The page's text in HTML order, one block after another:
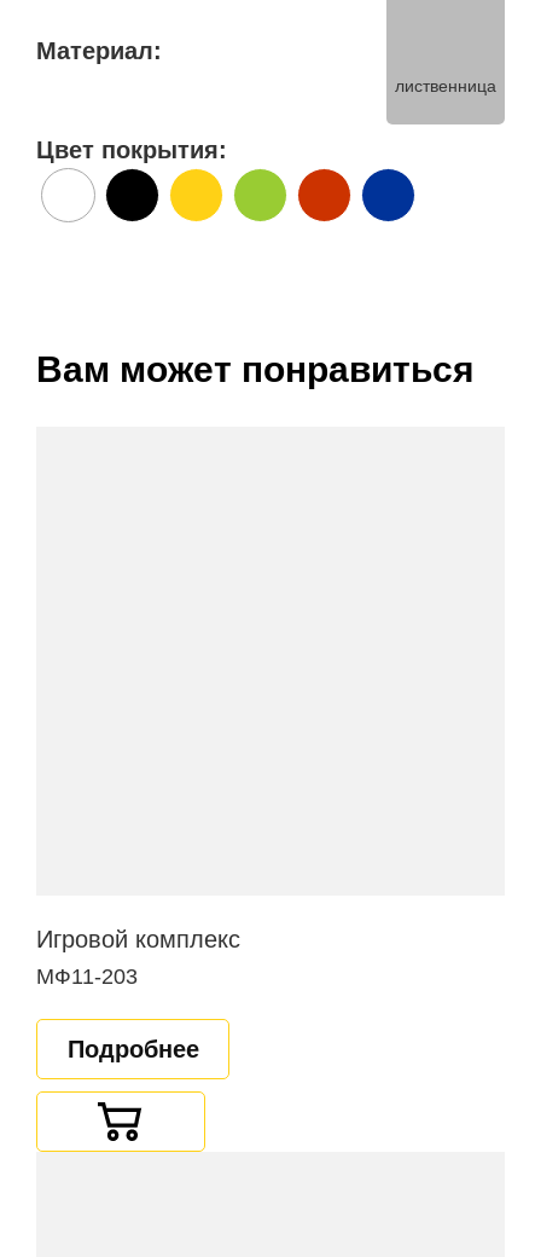
Материал:
лиственница
Цвет покрытия:
Вам может понравиться
Игровой комплекс
МФ11-203
Подробнее